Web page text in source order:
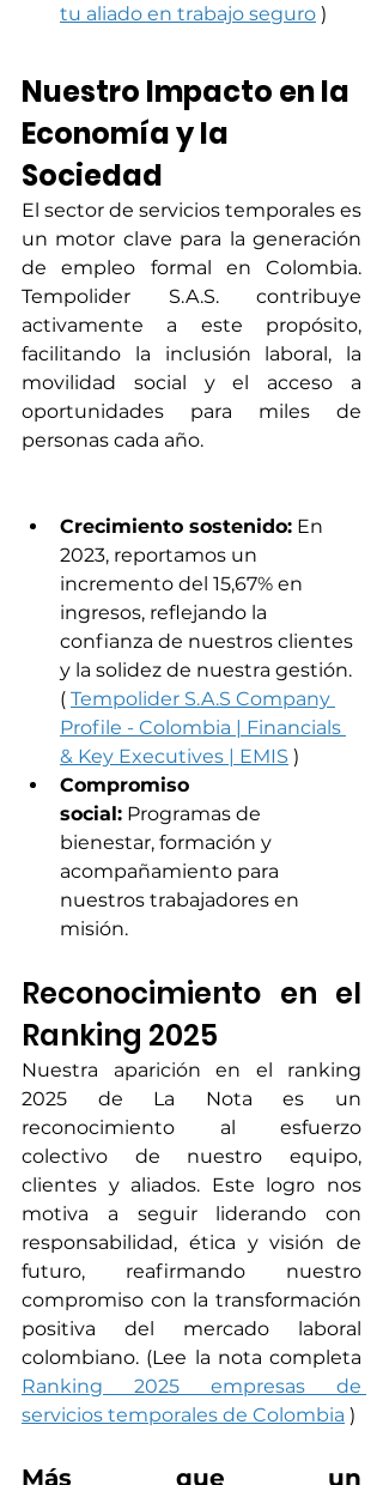
tu aliado en trabajo seguro )
Nuestro Impacto en la
Economía y la
Sociedad
El sector de servicios temporales es
un motor clave para la generación
de empleo formal en Colombia.
Tempolider S.A.S. contribuye
activamente a este propósito,
facilitando la inclusión laboral, la
movilidad social y el acceso a
oportunidades para miles de
personas cada año.
Crecimiento sostenido: En
2023, reportamos un
incremento del 15,67% en
ingresos, reflejando la
confianza de nuestros clientes
y la solidez de nuestra gestión.
( Tempolider S.A.S Company
Profile - Colombia | Financials
& Key Executives | EMIS )
Compromiso
social: Programas de
bienestar, formación y
acompañamiento para
nuestros trabajadores en
misión.
Reconocimiento en el
Ranking 2025
Nuestra aparición en el ranking
2025 de La Nota es un
reconocimiento al esfuerzo
colectivo de nuestro equipo,
clientes y aliados. Este logro nos
motiva a seguir liderando con
responsabilidad, ética y visión de
futuro, reafirmando nuestro
compromiso con la transformación
positiva del mercado laboral
Ranking 2025 empresas de
servicios temporales de Colombia )
Más que un